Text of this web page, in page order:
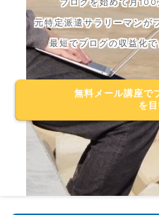
元特定派遣サラリーマンが
最短でブログの収益化
無料メール講座で
を